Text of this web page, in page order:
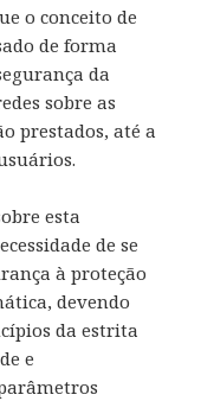
o conceito de
de forma
da
sobre as
prestados, até a
esta
de se
à proteção
devendo
da estrita
e